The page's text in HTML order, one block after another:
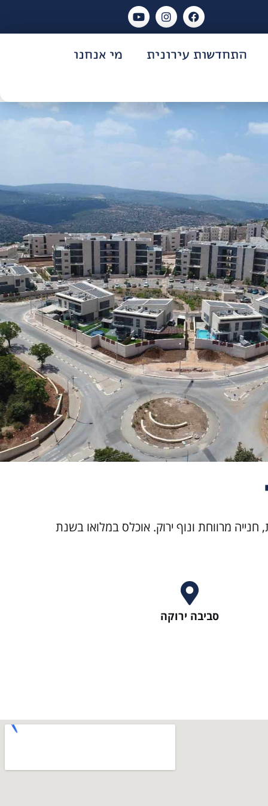
התחדשות עירונית
מי אנחנו
בעל נגישות מרכזית, חנייה מרווחת ונוף ירוק. אוכלס במלואו בשנת
סביבה ירוקה